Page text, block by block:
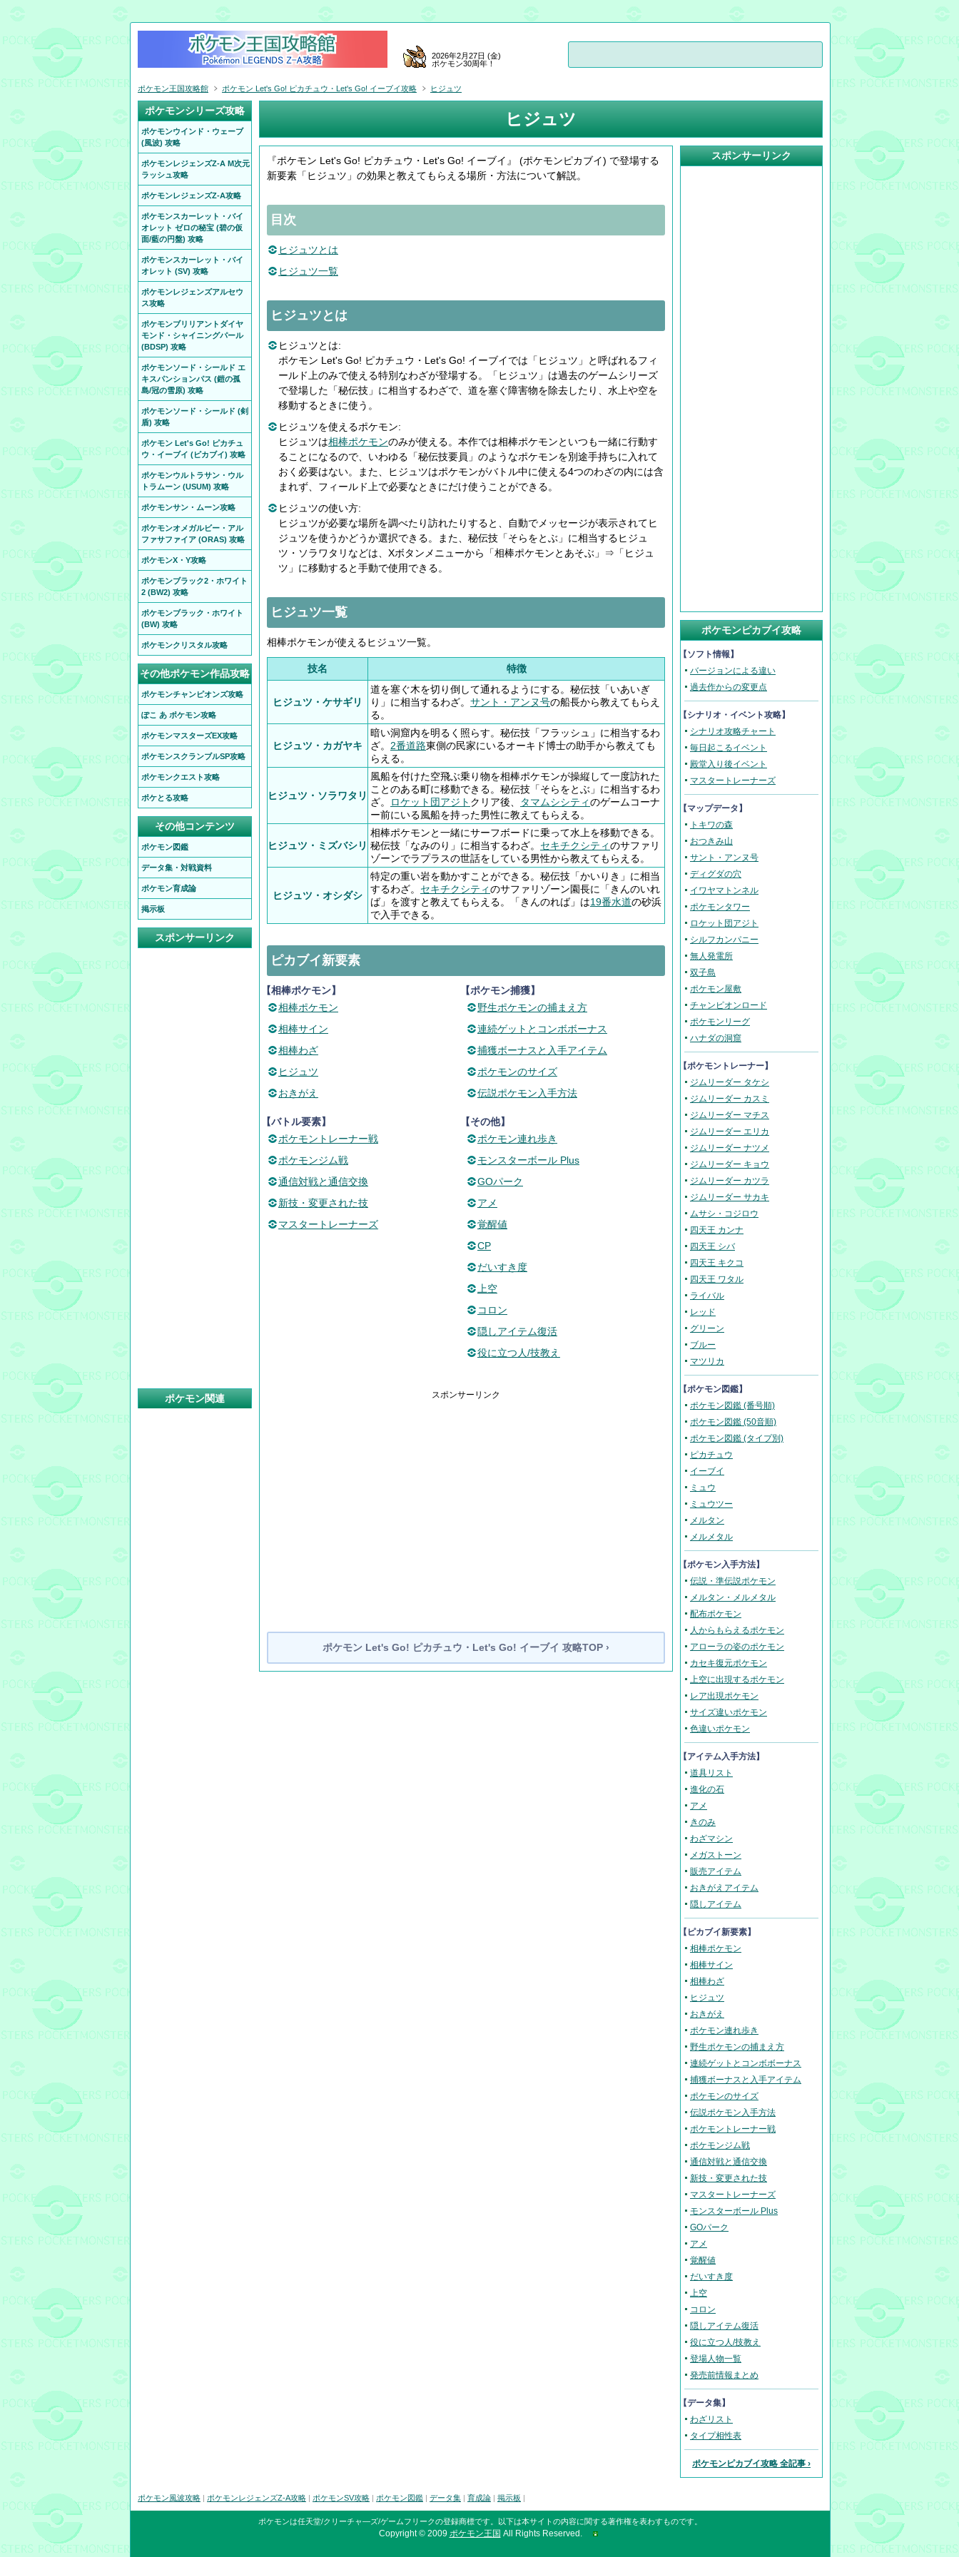
ヒジュツ
『ポケモン Let's Go! ピカチュウ・Let's Go! イーブイ』 (ポケモンピカブイ) で登場する
新要素「ヒジュツ」の効果と教えてもらえる場所・方法について解説。
目次
ヒジュツとは
ヒジュツ一覧
ヒジュツとは
ヒジュツとは:
ポケモン Let's Go! ピカチュウ・Let's Go! イーブイでは「ヒジュツ」と呼ばれるフィ
ールド上のみで使える特別なわざが登場する。「ヒジュツ」は過去のゲームシリーズ
で登場した「秘伝技」に相当するわざで、道を塞ぐ障害物を除去したり、水上や空を
移動するときに使う。
ヒジュツを使えるポケモン:
ヒジュツは相棒ポケモンのみが使える。本作では相棒ポケモンといつも一緒に行動す
ることになるので、いわゆる「秘伝技要員」のようなポケモンを別途手持ちに入れて
おく必要はない。また、ヒジュツはポケモンがバトル中に使える4つのわざの内には含
まれず、フィールド上で必要なときにだけ使うことができる。
ヒジュツの使い方:
ヒジュツが必要な場所を調べたり訪れたりすると、自動でメッセージが表示されてヒ
ジュツを使うかどうか選択できる。また、秘伝技「そらをとぶ」に相当するヒジュ
ツ・ソラワタリなどは、Xボタンメニューから「相棒ポケモンとあそぶ」⇒「ヒジュ
ツ」に移動すると手動で使用できる。
ヒジュツ一覧
相棒ポケモンが使えるヒジュツ一覧。
技名 特徴
ヒジュツ・ケサギリ
道を塞ぐ木を切り倒して通れるようにする。秘伝技「いあいぎ
り」に相当するわざ。 サント・アンヌ号の船長から教えてもらえ
る。
ヒジュツ・カガヤキ
暗い洞窟内を明るく照らす。秘伝技「フラッシュ」に相当するわ
ざ。 2番道路東側の民家にいるオーキド博士の助手から教えても
らえる。
ヒジュツ・ソラワタリ
風船を付けた空飛ぶ乗り物を相棒ポケモンが操縦して一度訪れた
ことのある町に移動できる。秘伝技「そらをとぶ」に相当するわ
ざ。
ロケット団アジト クリア後、 タマムシシティのゲームコーナ
ー前にいる風船を持った男性に教えてもらえる。
ヒジュツ・ミズバシリ
相棒ポケモンと一緒にサーフボードに乗って水上を移動できる。
秘伝技「なみのり」に相当するわざ。 セキチクシティのサファリ
ゾーンでラプラスの世話をしている男性から教えてもらえる。
ヒジュツ・オシダシ
特定の重い岩を動かすことができる。秘伝技「かいりき」に相当
するわざ。 セキチクシティのサファリゾーン園長に「きんのいれ
ば」を渡すと教えてもらえる。「きんのれば」は19番水道の砂浜
で入手できる。
ピカブイ新要素
【相棒ポケモン】
相棒ポケモン
相棒サイン
相棒わざ
ヒジュツ
おきがえ
【ポケモン捕獲】
野生ポケモンの捕まえ方
連続ゲットとコンボボーナス
捕獲ボーナスと入手アイテム
ポケモンのサイズ
伝説ポケモン入手方法
【バトル要素】
ポケモントレーナー戦
ポケモンジム戦
通信対戦と通信交換
新技・変更された技
マスタートレーナーズ
【その他】
ポケモン連れ歩き
モンスターボール Plus
GOパーク
アメ
覚醒値
CP
だいすき度
上空
コロン
隠しアイテム復活
役に立つ人/技教え
スポンサーリンク
ポケモン Let's Go! ピカチュウ・Let's Go! イーブイ 攻略TOP ›
スポンサーリンク
ポケモンピカブイ攻略
【ソフト情報】
バージョンによる違い
過去作からの変更点
【シナリオ・イベント攻略】
シナリオ攻略チャート
毎日起こるイベント
殿堂入り後イベント
マスタートレーナーズ
【マップデータ】
トキワの森
おつきみ山
サント・アンヌ号
ディグダの穴
イワヤマトンネル
ポケモンタワー
ロケット団アジト
シルフカンパニー
無人発電所
双子島
ポケモン屋敷
チャンピオンロード
ポケモンリーグ
ハナダの洞窟
【ポケモントレーナー】
ジムリーダー タケシ
ジムリーダー カスミ
ジムリーダー マチス
ジムリーダー エリカ
ジムリーダー ナツメ
ジムリーダー キョウ
ジムリーダー カツラ
ジムリーダー サカキ
ムサシ・コジロウ
四天王 カンナ
四天王 シバ
四天王 キクコ
四天王 ワタル
ライバル
レッド
グリーン
ブルー
マツリカ
【ポケモン図鑑】
ポケモン図鑑 (番号順)
ポケモン図鑑 (50音順)
ポケモン図鑑 (タイプ別)
ピカチュウ
イーブイ
ミュウ
ミュウツー
メルタン
メルメタル
【ポケモン入手方法】
伝説・準伝説ポケモン
メルタン・メルメタル
配布ポケモン
人からもらえるポケモン
アローラの姿のポケモン
カセキ復元ポケモン
上空に出現するポケモン
レア出現ポケモン
サイズ違いポケモン
色違いポケモン
【アイテム入手方法】
道具リスト
進化の石
アメ
きのみ
わざマシン
メガストーン
販売アイテム
おきがえアイテム
隠しアイテム
【ピカブイ新要素】
相棒ポケモン
相棒サイン
相棒わざ
ヒジュツ
おきがえ
ポケモン連れ歩き
野生ポケモンの捕まえ方
連続ゲットとコンボボーナス
捕獲ボーナスと入手アイテム
ポケモンのサイズ
伝説ポケモン入手方法
ポケモントレーナー戦
ポケモンジム戦
通信対戦と通信交換
新技・変更された技
マスタートレーナーズ
モンスターボール Plus
GOパーク
アメ
覚醒値
だいすき度
上空
コロン
隠しアイテム復活
役に立つ人/技教え
登場人物一覧
発売前情報まとめ
【データ集】
わざリスト
タイプ相性表
ポケモンピカブイ攻略 全記事 ›
2026年2月27日 (金)
ポケモン30周年！
ポケモン王国攻略館 ポケモン Let's Go! ピカチュウ・Let's Go! イーブイ攻略 ヒジュツ
ポケモンシリーズ攻略
ポケモンウインド・ウェーブ
(風波) 攻略
ポケモンレジェンズZ-A M次元
ラッシュ攻略
ポケモンレジェンズZ-A攻略
ポケモンスカーレット・バイ
オレット ゼロの秘宝 (碧の仮
面/藍の円盤) 攻略
ポケモンスカーレット・バイ
オレット (SV) 攻略
ポケモンレジェンズアルセウ
ス攻略
ポケモンブリリアントダイヤ
モンド・シャイニングパール
(BDSP) 攻略
ポケモンソード・シールド エ
キスパンションパス (鎧の孤
島/冠の雪原) 攻略
ポケモンソード・シールド (剣
盾) 攻略
ポケモン Let's Go! ピカチュ
ウ・イーブイ (ピカブイ) 攻略
ポケモンウルトラサン・ウル
トラムーン (USUM) 攻略
ポケモンサン・ムーン攻略
ポケモンオメガルビー・アル
ファサファイア (ORAS) 攻略
ポケモンX・Y攻略
ポケモンブラック2・ホワイト
2 (BW2) 攻略
ポケモンブラック・ホワイト
(BW) 攻略
ポケモンクリスタル攻略
その他ポケモン作品攻略
ポケモンチャンピオンズ攻略
ぽこ あ ポケモン攻略
ポケモンマスターズEX攻略
ポケモンスクランブルSP攻略
ポケモンクエスト攻略
ポケとる攻略
その他コンテンツ
ポケモン図鑑
データ集・対戦資料
ポケモン育成論
掲示板
スポンサーリンク
ポケモン関連
ポケモン風波攻略 | ポケモンレジェンズZ-A攻略 | ポケモンSV攻略 | ポケモン図鑑 | データ集 | 育成論 | 掲示板 |
ポケモンは任天堂/クリーチャ―ズ/ゲームフリークの登録商標です。 以下は本サイトの内容に関する著作権を表わすものです。
Copyright © 2009 ポケモン王国 All Rights Reserved.